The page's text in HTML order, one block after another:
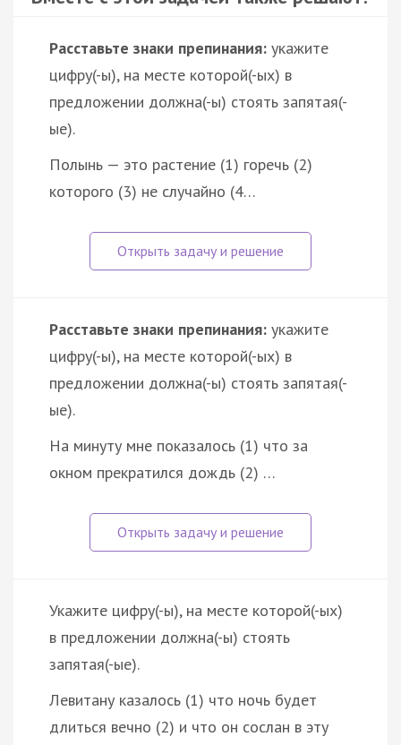
Расставьте знаки препинания: укажите
цифру(-ы), на месте которой(-ых) в
предложении должна(-ы) стоять запятая(-
ые).
Полынь — это растение (1) горечь (2)
которого (3) не случайно (4…
Расставьте знаки препинания: укажите
цифру(-ы), на месте которой(-ых) в
предложении должна(-ы) стоять запятая(-
ые).
На минуту мне показалось (1) что за
окном прекратился дождь (2) …
Укажите цифру(-ы), на месте которой(-ых)
в предложении должна(-ы) стоять
запятая(-ые).
Левитану казалось (1) что ночь будет
длиться вечно (2) и что он сослан в эту